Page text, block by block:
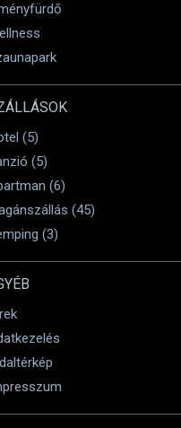
(5)
(5)
(6)
(45)
(3)